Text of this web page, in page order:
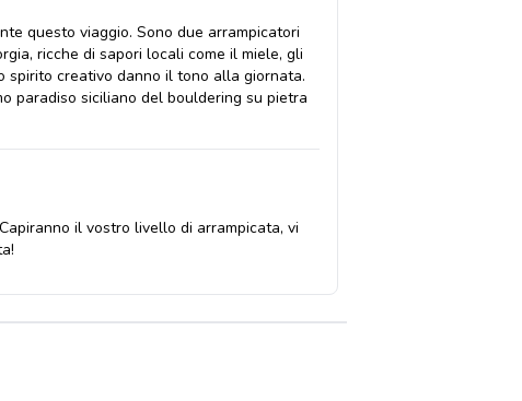
questo viaggio. Sono due arrampicatori
ricche di sapori locali come il miele, gli
spirito creativo danno il tono alla giornata.
paradiso siciliano del bouldering su pietra
il vostro livello di arrampicata, vi